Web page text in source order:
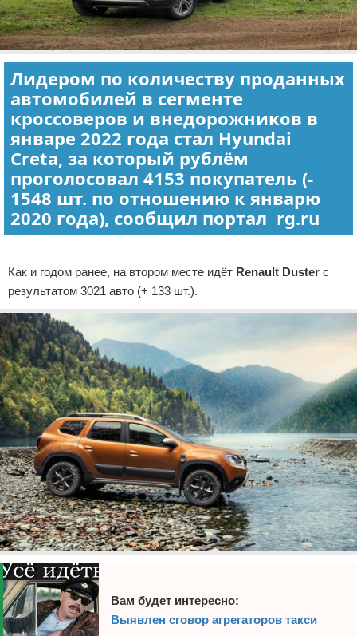
Лидером по количеству проданных
автомобилей в сегменте
кроссоверов и внедорожников в
январе 2022 года стал Hyundai
Creta, за который рублём
проголосовал 4153 покупатель (-
1548 шт. по отношению к январю
2020 года), сообщил портал rg.ru
Как и годом ранее, на втором месте идёт Renault Duster с
результатом 3021 авто (+ 133 шт.).
Вам будет интересно:
Выявлен сговор агрегаторов такси